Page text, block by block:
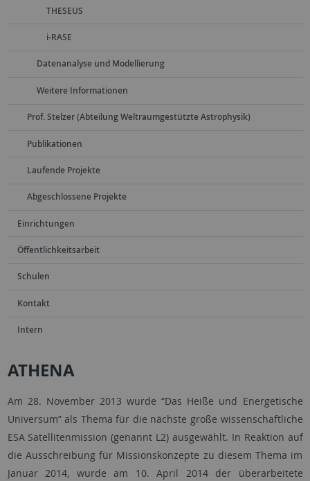
THESEUS
i-RASE
Datenanalyse und Modellierung
Weitere Informationen
Prof. Stelzer (Abteilung Weltraumgestützte Astrophysik)
Publikationen
Laufende Projekte
Abgeschlossene Projekte
Einrichtungen
Öffentlichkeitsarbeit
Schulen
Kontakt
Intern
ATHENA
Am 28. November 2013 wurde “Das Heiße und Energetische
Universum” als Thema für die nächste große wissenschaftliche
ESA Satellitenmission (genannt L2) ausgewählt. In Reaktion auf
die Ausschreibung für Missionskonzepte zu diesem Thema im
Januar 2014, wurde am 10. April 2014 der überarbeitete